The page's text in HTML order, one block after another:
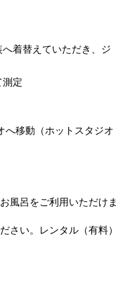
着替えていただき、ジ
測定
へ移動（ホットスタジオ
風呂をご利用いただけま
さい。レンタル（有料）